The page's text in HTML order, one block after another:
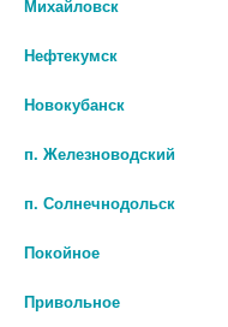
СТЕР. ЛАТЕКС, НЕОПУДР.
Михайловск
Нефтекумск
Новокубанск
п. Железноводский
п. Солнечнодольск
Покойное
Привольное